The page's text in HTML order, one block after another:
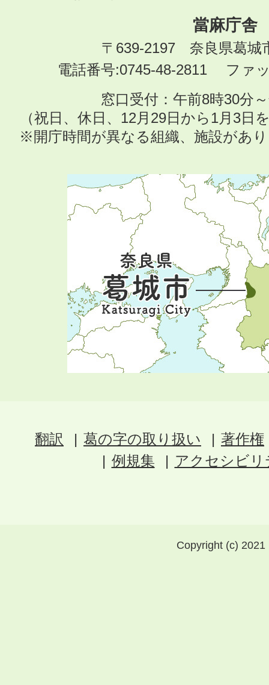
當麻庁舎
〒639-2197 奈良県葛城
電話番号:0745-48-2811 ファ
窓口受付：午前8時30分
（祝日、休日、12月29日から1月3日
※開庁時間が異なる組織、施設があ
翻訳 葛の字の取り扱い
著作権
例規集
アクセシビ
Copyright (c)